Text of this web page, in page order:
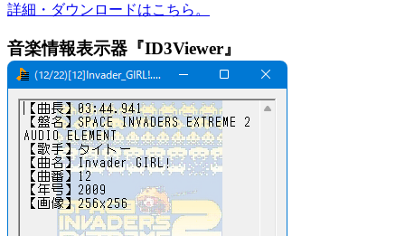
詳細・ダウンロードはこちら。
音楽情報表示器『ID3Viewer』